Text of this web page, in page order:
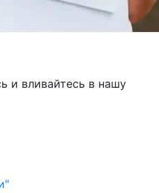
и вливайтесь в нашу